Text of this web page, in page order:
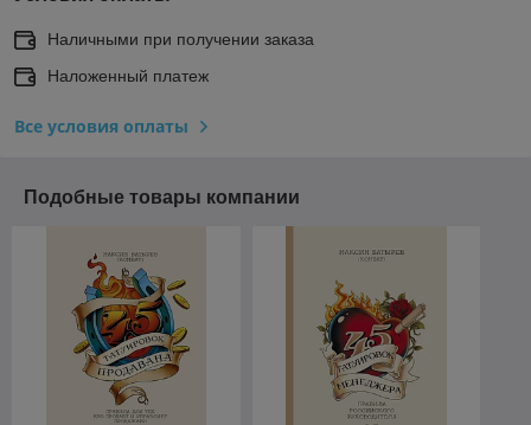
Наличными при получении заказа
Наложенный платеж
Все условия оплаты
Подобные товары компании